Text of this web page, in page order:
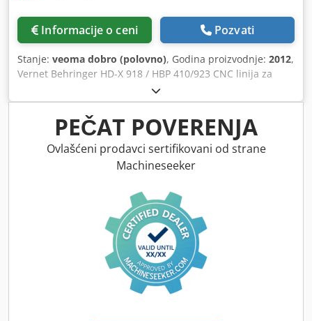
Informacije o ceni Pozvati
Stanje: veoma dobro (polovno), Godina proizvodnje: 2012,
Vernet Behringer HD-X 918 / HBP 410/923 CNC linija za
sečenje / bušenje – godina proizvodnje 2012. Razdvojen
sistem. 3 vretena. Automatska izmjena alata. Ulazni
transporter dužine 24 metra. Izlazni transporter dužine 18
metara. Sistem merenja dovoda pomoću hvataljke.
Poprečni transferi na ulazu i izlazu. Cjdpfx Aiex Ruudeksha
PEČAT POVERENJA
Ovlašćeni prodavci sertifikovani od strane
Machineseeker